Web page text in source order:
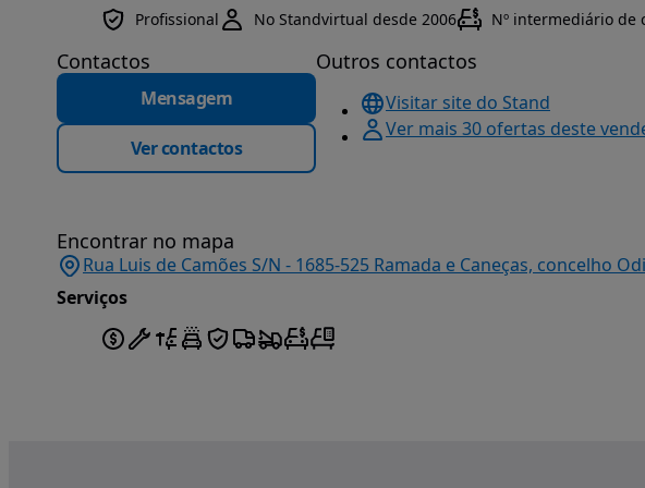
Profissional No Standvirtual desde 2006 Nº intermediário de
Contactos
Mensagem
Ver contactos
Outros contactos
Visitar site do Stand
Ver mais 30 ofertas deste
Encontrar no mapa
Rua Luis de Camões S/N - 1685-525 Ramada e Caneças, concelho
Serviços